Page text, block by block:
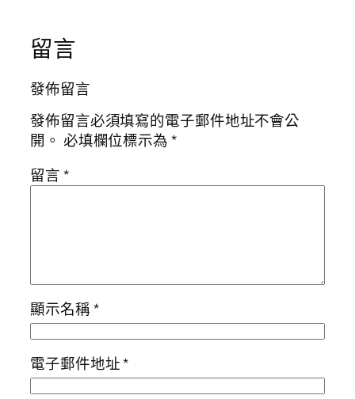
留言
發佈留言
發佈留言必須填寫的電子郵件地址不會公
開。 必填欄位標示為*
留言*
顯示名稱*
電子郵件地址*